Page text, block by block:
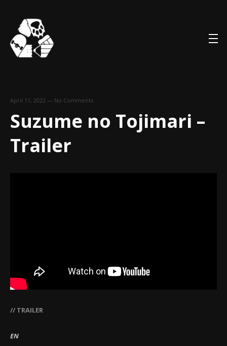
April 11, 2022 — No Comments
Suzume no Tojimari –
Trailer
// TRAILER
EN